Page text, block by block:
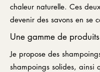
chaleur naturelle. Ces
devenir des savons en se
Une gamme de
Je propose des
shampoings solides, ainsi